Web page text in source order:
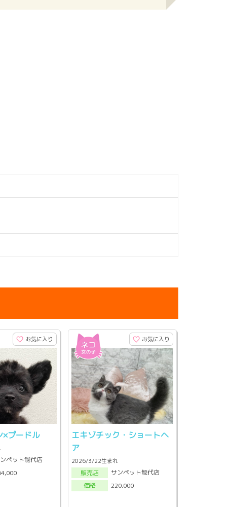
お気に入り
×プードル
ペット能代店
お気に入り
エキゾチック・ショートヘ
ア
2026/3/22生まれ
販売店
サンペット能代店
価格
220,000